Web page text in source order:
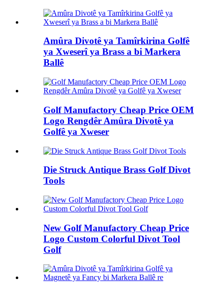
Amûra Divotê ya Tamîrkirina Golfê
ya Xweserî ya Brass a bi Markera
Ballê
Golf Manufactory Cheap Price OEM
Logo Rengdêr Amûra Divotê ya
Golfê ya Xweser
Die Struck Antique Brass Golf Divot
Tools
New Golf Manufactory Cheap Price
Logo Custom Colorful Divot Tool
Golf